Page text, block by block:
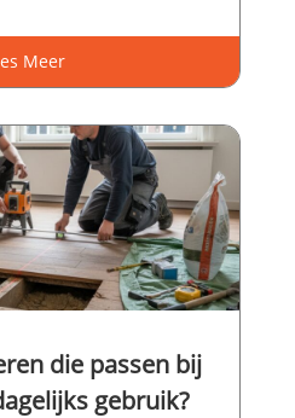
Meer
die passen bij
gebruik?